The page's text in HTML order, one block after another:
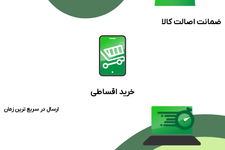
ارسال در سریع ترین زمان
ضمانت اصالت کالا
خرید اقساطی